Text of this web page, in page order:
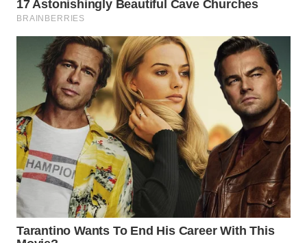
WAHANA
NEWS
WAHANA
TANI
WAHANA
ADVOKAT
WAHANA